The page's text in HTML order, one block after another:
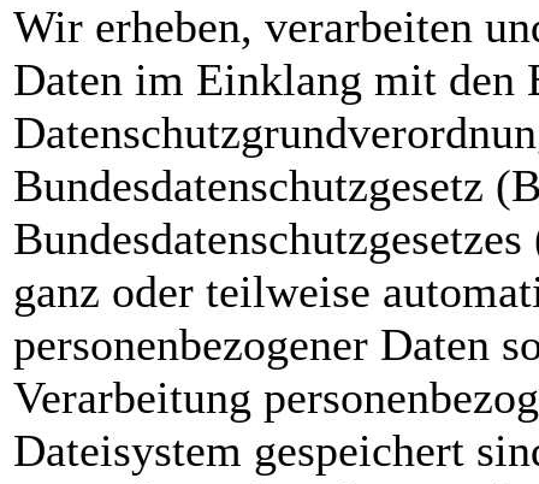
Wir erheben, verarbeiten
Daten im Einklang mit den
Bundesdatenschutzgesetz
ganz oder teilweise
personenbezogener Daten
Verarbeitung
Dateisystem gespeichert